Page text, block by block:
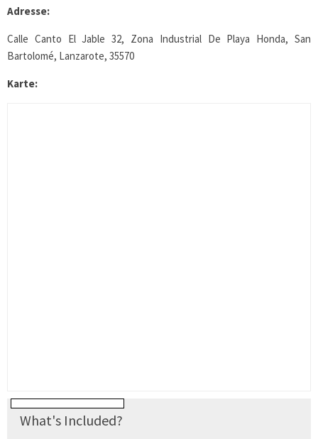
Adresse:
Calle Canto El Jable 32, Zona Industrial De Playa Honda, San
Bartolomé, Lanzarote, 35570
Karte:
What's Included?